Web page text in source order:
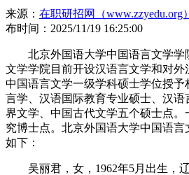
来源： 在职研招网（www.zzyedu.org
布时间：2025/11/19 16:25:00
北京外国语大学中国语言文学学
文学学院目前开设汉语言文学和对
中国语言文学一级学科硕士学位授
言学、汉语国际教育专业硕士、汉
界文学、中国古代文学五个硕士点
究博士点。北京外国语大学中国语
如下：
吴丽君，女，1962年5月出生，